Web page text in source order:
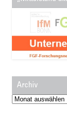
Archiv
Archiv